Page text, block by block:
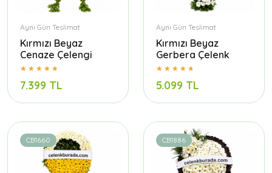
Aynı Gün Teslimat
Kırmızı Beyaz
Cenaze Çelengi
7.399 TL
Aynı Gün Teslimat
Kırmızı Beyaz
Gerbera Çelenk
5.099 TL
CB1660 CB1886